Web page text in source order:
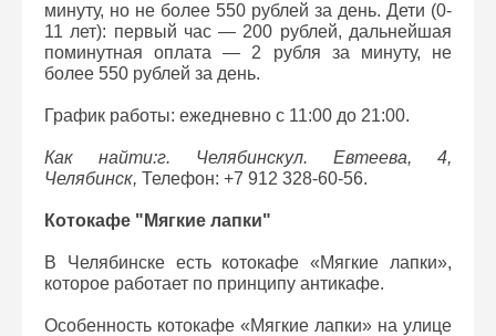
минуту, но не более 550 рублей за день. Дети (0-
11 лет): первый час — 200 рублей, дальнейшая
поминутная оплата — 2 рубля за минуту, не
более 550 рублей за день.
График работы: ежедневно с 11:00 до 21:00.
Как найти:г. Челябинскул. Евтеева, 4,
Челябинск, Телефон: +7 912 328-60-56.
Котокафе "Мягкие лапки"
В Челябинске есть котокафе «Мягкие лапки»,
которое работает по принципу антикафе.
Особенность котокафе «Мягкие лапки» на улице